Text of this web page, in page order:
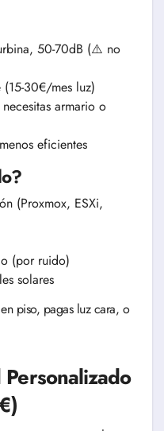
50-70dB (⚠️ no
30€/mes luz)
armario o
eficientes
(Proxmox, ESXi,
(por ruido)
solares
piso, pagas luz cara, o